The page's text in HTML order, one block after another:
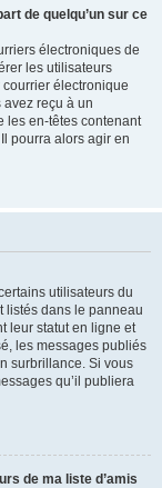
de quelqu’un sur ce
électroniques de
les utilisateurs
électronique
reçu à un
les en-têtes contenant
pourra alors agir en
utilisateurs du
listés dans le panneau
leur statut en ligne et
les messages publiés
surbrillance. Si vous
qu’il publiera
de ma liste d’amis